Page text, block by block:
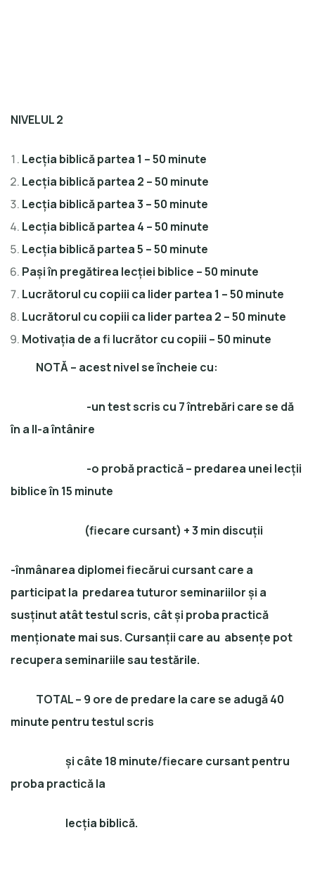
NIVELUL 2
Lecția biblică partea 1 – 50 minute
Lecția biblică partea 2 – 50 minute
Lecția biblică partea 3 – 50 minute
Lecția biblică partea 4 – 50 minute
Lecția biblică partea 5 – 50 minute
Pași în pregătirea lecției biblice – 50 minute
Lucrătorul cu copiii ca lider partea 1 – 50 minute
Lucrătorul cu copiii ca lider partea 2 – 50 minute
Motivația de a fi lucrător cu copiii – 50 minute
NOTĂ – acest nivel se încheie cu:
-un test scris cu 7 întrebări care se dă
în a II-a întânire
-o probă practică – predarea unei lecții
biblice în 15 minute
(fiecare cursant) + 3 min discuții
-înmânarea diplomei fiecărui cursant care a
participat la predarea tuturor seminariilor și a
susținut atât testul scris, cât și proba practică
menționate mai sus. Cursanții care au absențe pot
recupera seminariile sau testările.
TOTAL – 9 ore de predare la care se adugă 40
minute pentru testul scris
și câte 18 minute/fiecare cursant pentru
proba practică la
lecția biblică.